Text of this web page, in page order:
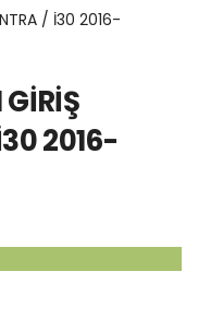
/ İ30 2016-
2016-